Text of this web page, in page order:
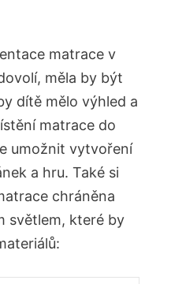
matrace v
měla by být
dítě mělo‌ výhled a
matrace do
umožnit ‍vytvoření
a hru. Také si
chráněna
světlem, které by